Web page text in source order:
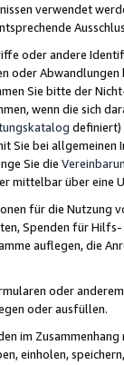
verwendet
oder andere
oder
Sie bitte der
wenn die sich
definiert)
Sie bei
Sie die
mittelbar über eine
für die Nutzung
Spenden für
auflegen, die
oder
oder ausfüllen.
im
einholen,